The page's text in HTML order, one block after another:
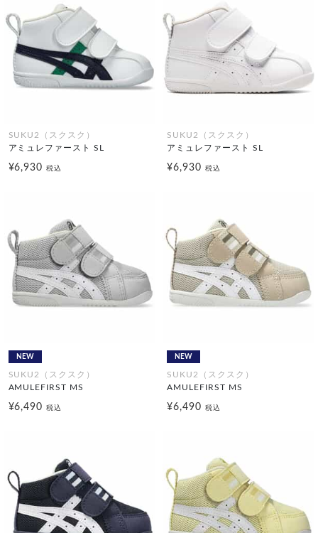
SUKU2（スクスク）
アミュレファースト SL
¥6,930税込
SUKU2（スクスク）
アミュレファースト SL
¥6,930 税込
NEW
SUKU2（スクスク）
AMULEFIRST MS
¥6,490税込
NEW
SUKU2（スクスク）
AMULEFIRST MS
¥6,490 税込